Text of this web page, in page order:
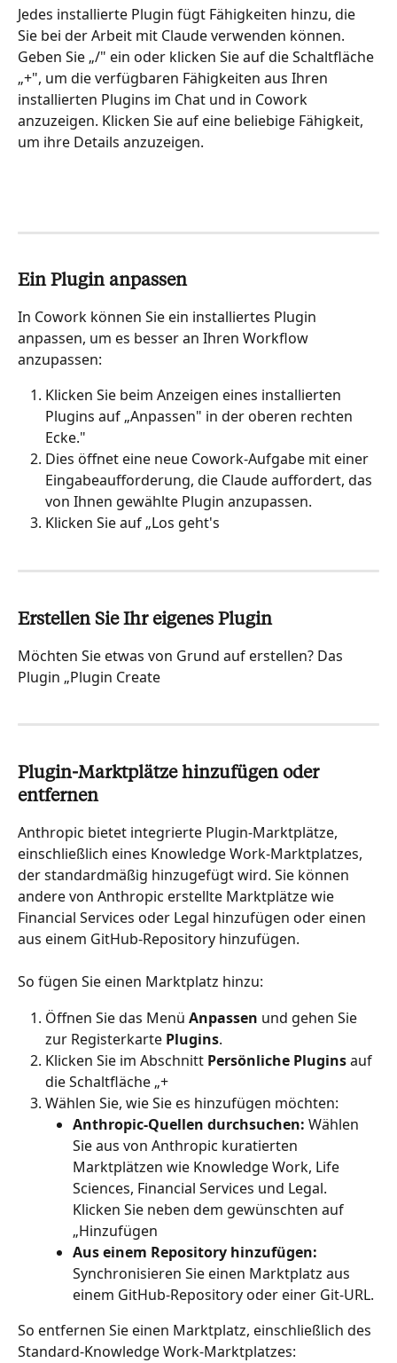
Jedes installierte Plugin fügt Fähigkeiten hinzu, die
Sie bei der Arbeit mit Claude verwenden können.
Geben Sie „/" ein oder klicken Sie auf die Schaltfläche
„+", um die verfügbaren Fähigkeiten aus Ihren
installierten Plugins im Chat und in Cowork
anzuzeigen. Klicken Sie auf eine beliebige Fähigkeit,
um ihre Details anzuzeigen.
Ein Plugin anpassen
In Cowork können Sie ein installiertes Plugin
anpassen, um es besser an Ihren Workflow
anzupassen:
Klicken Sie beim Anzeigen eines installierten
Plugins auf „Anpassen" in der oberen rechten
Ecke."
Dies öffnet eine neue Cowork-Aufgabe mit einer
Eingabeaufforderung, die Claude auffordert, das
von Ihnen gewählte Plugin anzupassen.
Klicken Sie auf „Los geht's
Erstellen Sie Ihr eigenes Plugin
Möchten Sie etwas von Grund auf erstellen? Das
Plugin „Plugin Create
Plugin-Marktplätze hinzufügen oder
entfernen
Anthropic bietet integrierte Plugin-Marktplätze,
einschließlich eines Knowledge Work-Marktplatzes,
der standardmäßig hinzugefügt wird. Sie können
andere von Anthropic erstellte Marktplätze wie
Financial Services oder Legal hinzufügen oder einen
aus einem GitHub-Repository hinzufügen.
So fügen Sie einen Marktplatz hinzu:
Öffnen Sie das Menü Anpassen und gehen Sie
zur Registerkarte Plugins.
Klicken Sie im Abschnitt Persönliche Plugins auf
die Schaltfläche „+
Wählen Sie, wie Sie es hinzufügen möchten:
Anthropic-Quellen durchsuchen: Wählen
Sie aus von Anthropic kuratierten
Marktplätzen wie Knowledge Work, Life
Sciences, Financial Services und Legal.
Klicken Sie neben dem gewünschten auf
„Hinzufügen
Aus einem Repository hinzufügen:
Synchronisieren Sie einen Marktplatz aus
einem GitHub-Repository oder einer Git-URL.
So entfernen Sie einen Marktplatz, einschließlich des
Standard-Knowledge Work-Marktplatzes: